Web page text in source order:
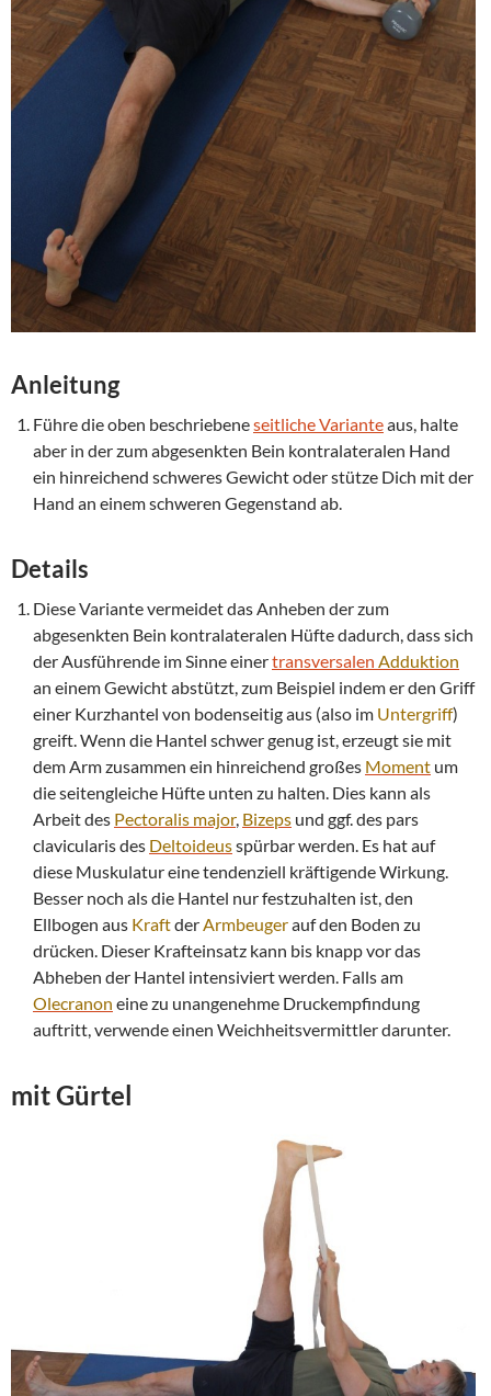
Anleitung
Führe die oben beschriebeneseitliche Varianteaus, halte
aber in der zum abgesenkten Bein kontralateralen Hand
ein hinreichend schweres Gewicht oder stütze Dich mit der
Hand an einem schweren Gegenstand ab.
Details
Diese Variante vermeidet das Anheben der zum
abgesenkten Bein kontralateralen Hüfte dadurch, dass sich
der Ausführende im Sinne einertransversalen Adduktion
an einem Gewicht abstützt, zum Beispiel indem er den Griff
einer Kurzhantel von bodenseitig aus (also im Untergriff)
greift. Wenn die Hantel schwer genug ist, erzeugt sie mit
dem Arm zusammen ein hinreichend großes Moment um
die seitengleiche Hüfte unten zu halten. Dies kann als
Arbeit des Pectoralis major, Bizeps und ggf. des pars
clavicularis des Deltoideusspürbar werden. Es hat auf
diese Muskulatur eine tendenziell kräftigende Wirkung.
Besser noch als die Hantel nur festzuhalten ist, den
Ellbogen aus KraftderArmbeugerauf den Boden zu
drücken. Dieser Krafteinsatz kann bis knapp vor das
Abheben der Hantel intensiviert werden. Falls am
Olecranon eine zu unangenehme Druckempfindung
auftritt, verwende einen Weichheitsvermittler darunter.
mit Gürtel